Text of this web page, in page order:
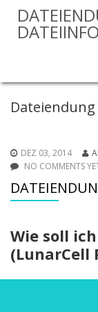
Dateiendung
DEZ 03, 2014
NO COMMENTS
Wie soll
(LunarCell